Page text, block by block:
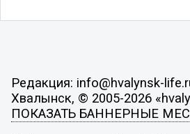
Редакция: info@hvalynsk-
Хвалынск, © 2005-2026
ПОКАЗАТЬ БАННЕРНЫЕ